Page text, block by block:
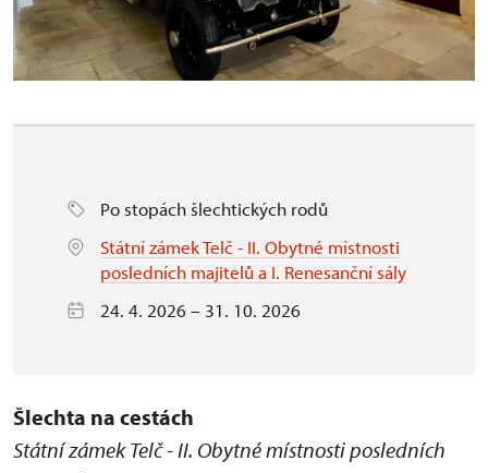
Po stopách šlechtických rodů
Státní zámek Telč - II. Obytné místnosti
posledních majitelů a I. Renesanční sály
24. 4. 2026 – 31. 10. 2026
Šlechta na cestách
Státní zámek Telč - II. Obytné místnosti posledních